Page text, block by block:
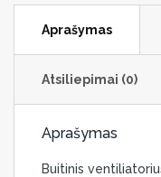
Aprašymas
Atsiliepimai (0)
Aprašymas
Buitinis